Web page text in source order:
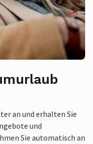
an und erhalten Sie
und
Sie automatisch an